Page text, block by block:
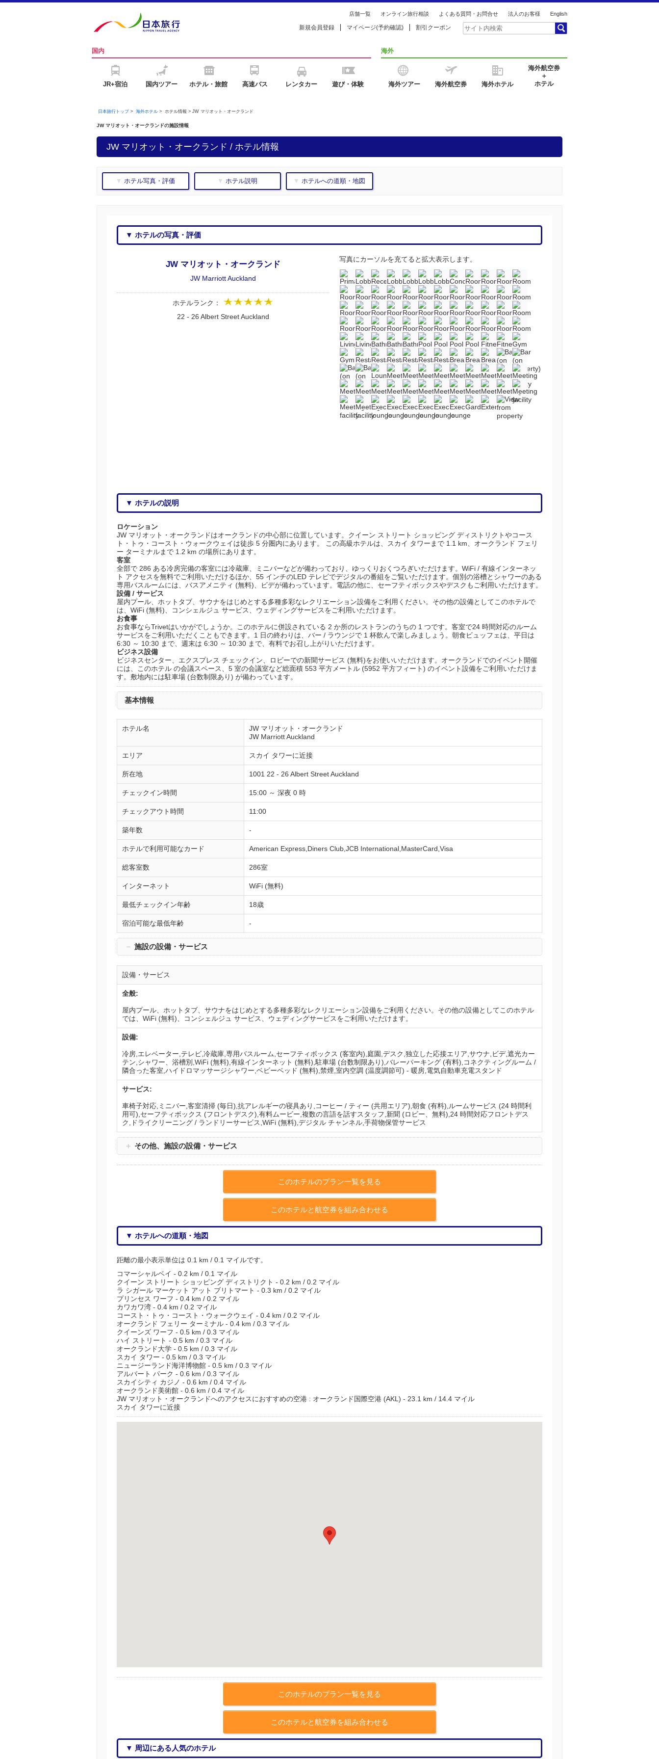
店舗一覧 オンライン旅行相談 よくある質問・お問合せ 法人のお客様 English
新規会員登録 マイページ(予約確認) 割引クーポン
国内
JR+宿泊 国内ツアー ホテル・旅館 高速バス レンタカー 遊び・体験
海外
海外ツアー 海外航空券 海外ホテル
海外航空券
＋
ホテル
日本旅行トップ> 海外ホテル> ホテル情報 > JW マリオット・オークランド
JW マリオット・オークランドの施設情報
JW マリオット・オークランド / ホテル情報
▼ ホテル写真・評価 ▼ ホテル説明 ▼ ホテルへの道順・地図
▼ ホテルの写真・評価
JW マリオット・オークランド
JW Marriott Auckland
ホテルランク：
22 - 26 Albert Street Auckland
写真にカーソルを充てると拡大表示します。
▼ ホテルの説明
ロケーション
JW マリオット・オークランドはオークランドの中心部に位置しています。クイーン ストリート ショッピング ディストリクトやコース
ト・トゥ・コースト・ウォークウェイは徒歩 5 分圏内にあります。 この高級ホテルは、スカイ タワーまで 1.1 km、オークランド フェリ
ー ターミナルまで 1.2 km の場所にあります。
客室
全部で 286 ある冷房完備の客室には冷蔵庫、ミニバーなどが備わっており、ゆっくりおくつろぎいただけます。WiFi / 有線インターネッ
ト アクセスを無料でご利用いただけるほか、55 インチのLED テレビでデジタルの番組をご覧いただけます。個別の浴槽とシャワーのある
専用バスルームには、バスアメニティ (無料)、ビデが備わっています。電話の他に、セーフティボックスやデスクもご利用いただけます。
設備 / サービス
屋内プール、ホットタブ、サウナをはじめとする多種多彩なレクリエーション設備をご利用ください。その他の設備としてこのホテルで
は、WiFi (無料)、コンシェルジュ サービス、ウェディングサービスをご利用いただけます。
お食事
お食事ならTrivetはいかがでしょうか。このホテルに併設されている 2 か所のレストランのうちの 1 つです。客室で24 時間対応のルーム
サービスをご利用いただくこともできます。1 日の終わりは、バー / ラウンジで 1 杯飲んで楽しみましょう。朝食ビュッフェは、平日は
6:30 ～ 10:30 まで、週末は 6:30 ～ 10:30 まで、有料でお召し上がりいただけます。
ビジネス設備
ビジネスセンター、エクスプレス チェックイン、ロビーでの新聞サービス (無料)をお使いいただけます。オークランドでのイベント開催
には、このホテル の会議スペース、5 室の会議室など総面積 553 平方メートル (5952 平方フィート) のイベント設備をご利用いただけま
す。敷地内には駐車場 (台数制限あり) が備わっています。
基本情報
ホテル名
JW マリオット・オークランド
JW Marriott Auckland
エリア スカイ タワーに近接
所在地 1001 22 - 26 Albert Street Auckland
チェックイン時間 15:00 ～ 深夜 0 時
チェックアウト時間 11:00
築年数 -
ホテルで利用可能なカード American Express,Diners Club,JCB International,MasterCard,Visa
総客室数 286室
インターネット WiFi (無料)
最低チェックイン年齢 18歳
宿泊可能な最低年齢 -
－ 施設の設備・サービス
設備・サービス
全般:
屋内プール、ホットタブ、サウナをはじめとする多種多彩なレクリエーション設備をご利用ください。その他の設備としてこのホテル
では、WiFi (無料)、コンシェルジュ サービス、ウェディングサービスをご利用いただけます。
設備:
冷房,エレベーター,テレビ,冷蔵庫,専用バスルーム,セーフティボックス (客室内),庭園,デスク,独立した応接エリア,サウナ,ビデ,遮光カー
テン,シャワー、浴槽別,WiFi (無料),有線インターネット (無料),駐車場 (台数制限あり),バレーパーキング (有料),コネクティングルーム /
隣合った客室,ハイドロマッサージシャワー,ベビーベッド (無料),禁煙,室内空調 (温度調節可) - 暖房,電気自動車充電スタンド
サービス:
車椅子対応,ミニバー,客室清掃 (毎日),抗アレルギーの寝具あり,コーヒー / ティー (共用エリア),朝食 (有料),ルームサービス (24 時間利
用可),セーフティボックス (フロントデスク),有料ムービー,複数の言語を話すスタッフ,新聞 (ロビー、無料),24 時間対応フロントデス
ク,ドライクリーニング / ランドリーサービス,WiFi (無料),デジタル チャンネル,手荷物保管サービス
＋ その他、施設の設備・サービス
このホテルのプラン一覧を見る
このホテルと航空券を組み合わせる
▼ ホテルへの道順・地図
距離の最小表示単位は 0.1 km / 0.1 マイルです。
コマーシャルベイ - 0.2 km / 0.1 マイル
クイーン ストリート ショッピング ディストリクト - 0.2 km / 0.2 マイル
ラ シガール マーケット アット ブリトマート - 0.3 km / 0.2 マイル
プリンセス ワーフ - 0.4 km / 0.2 マイル
カワカワ湾 - 0.4 km / 0.2 マイル
コースト・トゥ・コースト・ウォークウェイ - 0.4 km / 0.2 マイル
オークランド フェリー ターミナル - 0.4 km / 0.3 マイル
クイーンズ ワーフ - 0.5 km / 0.3 マイル
ハイ ストリート - 0.5 km / 0.3 マイル
オークランド大学 - 0.5 km / 0.3 マイル
スカイ タワー - 0.5 km / 0.3 マイル
ニュージーランド海洋博物館 - 0.5 km / 0.3 マイル
アルバート パーク - 0.6 km / 0.3 マイル
スカイシティ カジノ - 0.6 km / 0.4 マイル
オークランド美術館 - 0.6 km / 0.4 マイル
JW マリオット・オークランドへのアクセスにおすすめの空港 : オークランド国際空港 (AKL) - 23.1 km / 14.4 マイル
スカイ タワーに近接
このホテルのプラン一覧を見る
このホテルと航空券を組み合わせる
▼ 周辺にある人気のホテル